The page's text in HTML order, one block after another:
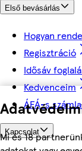
Mi és 18
Első bevásárlás
Hogyan
Regisztráció
Idősáv
Kedvenceim
ÁFÁ-s
Kapcsolat